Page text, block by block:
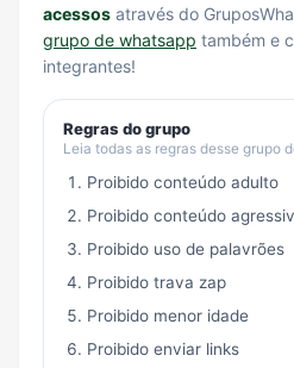
acessos através do
grupo de whatsapp também e
integrantes!
Regras do grupo
Leia todas as regras desse grupo
Proibido conteúdo adulto
Proibido conteúdo
Proibido uso de palavrões
Proibido trava zap
Proibido menor idade
Proibido enviar links